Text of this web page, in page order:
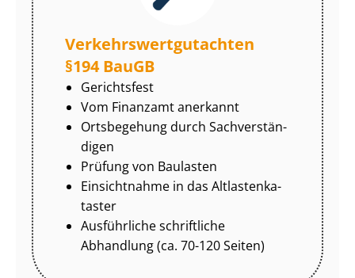
Ver­kehrs­wert­gut­ach­ten
§194 BauGB
Gerichtsfest
Vom Finanzamt anerkannt
Ortsbegehung durch Sach­ver­stän­
di­gen
Prüfung von Baulasten
Einsichtnahme in das Alt­las­ten­ka­
tas­ter
Ausführliche schriftliche
Abhandlung (ca. 70-120 Seiten)